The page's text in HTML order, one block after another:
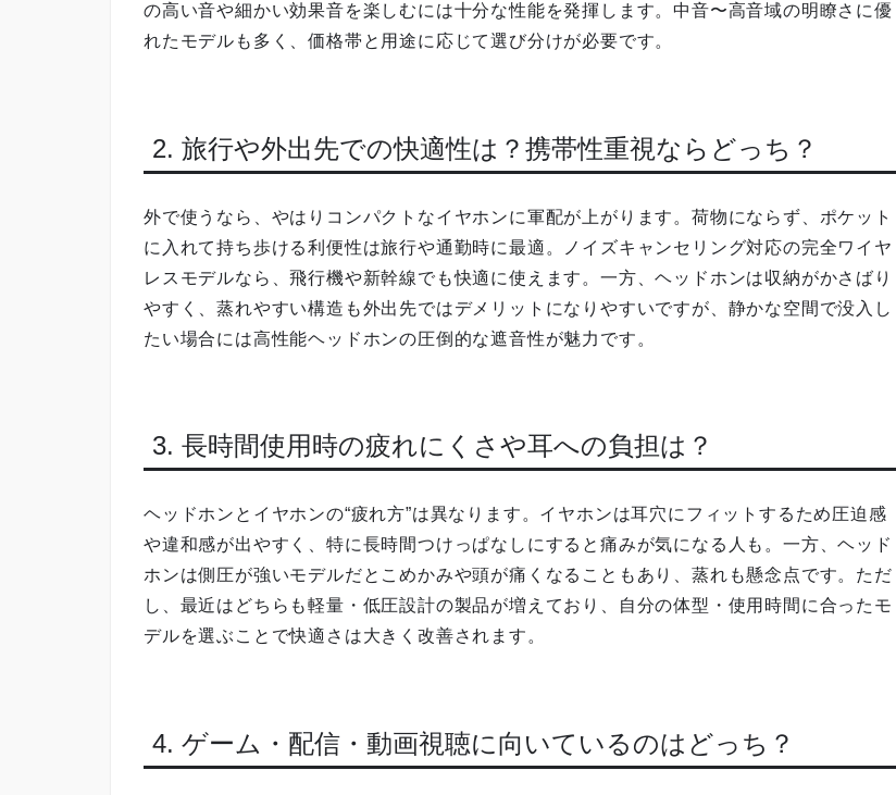
の高い音や細かい効果音を楽しむには十分な性能を発揮します。中音〜高音域の明瞭さに優
れたモデルも多く、価格帯と用途に応じて選び分けが必要です。
2. 旅行や外出先での快適性は？携帯性重視ならどっち？
外で使うなら、やはりコンパクトなイヤホンに軍配が上がります。荷物にならず、ポケット
に入れて持ち歩ける利便性は旅行や通勤時に最適。ノイズキャンセリング対応の完全ワイヤ
レスモデルなら、飛行機や新幹線でも快適に使えます。一方、ヘッドホンは収納がかさばり
やすく、蒸れやすい構造も外出先ではデメリットになりやすいですが、静かな空間で没入し
たい場合には高性能ヘッドホンの圧倒的な遮音性が魅力です。
3. 長時間使用時の疲れにくさや耳への負担は？
ヘッドホンとイヤホンの“疲れ方”は異なります。イヤホンは耳穴にフィットするため圧迫感
や違和感が出やすく、特に長時間つけっぱなしにすると痛みが気になる人も。一方、ヘッド
ホンは側圧が強いモデルだとこめかみや頭が痛くなることもあり、蒸れも懸念点です。ただ
し、最近はどちらも軽量・低圧設計の製品が増えており、自分の体型・使用時間に合ったモ
デルを選ぶことで快適さは大きく改善されます。
4. ゲーム・配信・動画視聴に向いているのはどっち？